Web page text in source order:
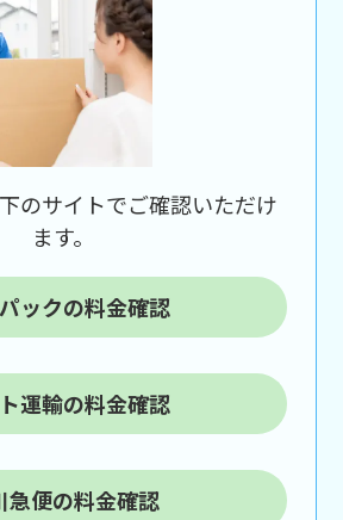
のサイトでご確認いただけ
ます。
ックの料金確認
運輸の料金確認
急便の料金確認